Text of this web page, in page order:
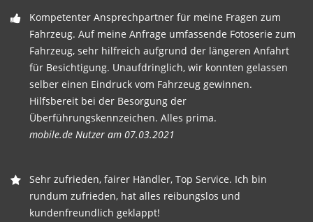
Kompetenter Ansprechpartner für meine Fragen zum
Fahrzeug. Auf meine Anfrage umfassende Fotoserie zum
Fahrzeug, sehr hilfreich aufgrund der längeren Anfahrt
für Besichtigung. Unaufdringlich, wir konnten gelassen
selber einen Eindruck vom Fahrzeug gewinnen.
Hilfsbereit bei der Besorgung der
Überführungskennzeichen. Alles prima.
mobile.de Nutzer am 07.03.2021
Sehr zufrieden, fairer Händler, Top Service. Ich bin
rundum zufrieden, hat alles reibungslos und
kundenfreundlich geklappt!